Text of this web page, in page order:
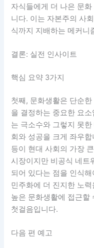
자식들에게 더 나은 문
니다. 이는 자본주의 사
식까지 지배하는 메커니
결론: 실전 인사이트
핵심 요약 3가지
첫째, 문화생활은 단순
을 결정하는 중요한 요
는 극소수와 그렇지 못
회와 성공을 크게 좌우
등이 현대 사회의 가장
시장이지만 비공식 네트
되어 있다는 점을 인식
민주화에 더 진지한 노
높은 문화생활에 접근할
첫걸음입니다.
다음 편 예고